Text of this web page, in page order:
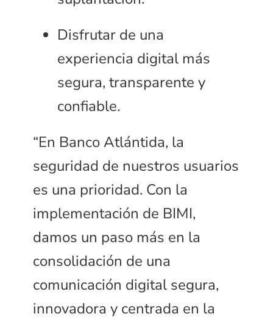
Disfrutar de una
experiencia digital más
segura, transparente y
confiable.
“En Banco Atlántida, la
seguridad de nuestros usuarios
es una prioridad. Con la
implementación de BIMI,
damos un paso más en la
consolidación de una
comunicación digital segura,
innovadora y centrada en la